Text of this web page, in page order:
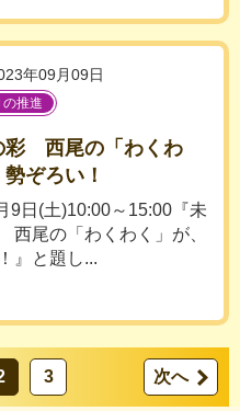
年09月09日
の推進
彩 西尾の「わくわ
ぞろい！
9日(土)10:00～15:00『未
尾の「わくわく」が、
』と題し...
3 次へ